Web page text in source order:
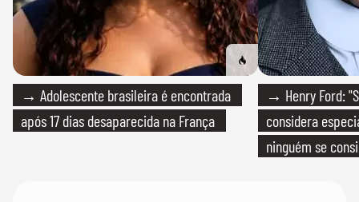
→ Adolescente brasileira é encontrada
após 17 dias desaparecida na França
→ Henry Ford:
considera
ninguém se